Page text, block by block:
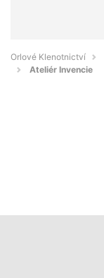
Orlové Klenotnictví
Ateliér Invencie